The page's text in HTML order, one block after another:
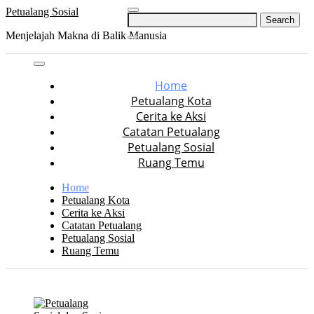
Skip
content
Petualang Sosial
Menjelajah Makna di Balik Manusia
Home
Petualang Kota
Cerita ke Aksi
Catatan Petualang
Petualang Sosial
Ruang Temu
Home
Petualang Kota
Cerita ke Aksi
Catatan Petualang
Petualang Sosial
Ruang Temu
Search
for: